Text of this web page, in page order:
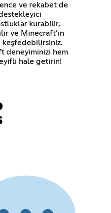
ve rekabet de
kurabilir,
ve Minecraft’ın
keşfedebilirsiniz.
deneyiminizi hem
hale getirin!